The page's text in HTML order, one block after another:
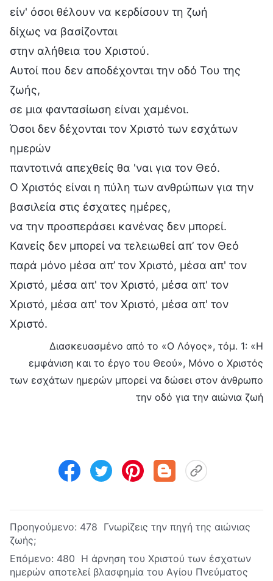
είν' όσοι θέλουν να κερδίσουν τη ζωή
δίχως να βασίζονται
στην αλήθεια του Χριστού.
Aυτοί που δεν αποδέχονται την οδό Του της
ζωής,
σε μια φαντασίωση είναι χαμένοι.
Όσοι δεν δέχονται τον Χριστό των εσχάτων
ημερών
παντοτινά απεχθείς θα 'ναι για τον Θεό.
Ο Χριστός είναι η πύλη των ανθρώπων για την
βασιλεία στις έσχατες ημέρες,
να την προσπεράσει κανένας δεν μπορεί.
Κανείς δεν μπορεί να τελειωθεί απ’ τον Θεό
παρά μόνο μέσα απ’ τον Χριστό, μέσα απ' τον
Χριστό, μέσα απ' τον Χριστό, μέσα απ' τον
Χριστό, μέσα απ' τον Χριστό, μέσα απ' τον
Χριστό.
Διασκευασμένο από το «Ο Λόγος», τόμ. 1: «Η
εμφάνιση και το έργο του Θεού», Μόνο ο Χριστός
των εσχάτων ημερών μπορεί να δώσει στον άνθρωπο
την οδό για την αιώνια ζωή
Προηγούμενο: 478 Γνωρίζεις την πηγή της αιώνιας
ζωής;
Επόμενο: 480 Η άρνηση του Χριστού των έσχατων
ημερών αποτελεί βλασφημία του Αγίου Πνεύματος